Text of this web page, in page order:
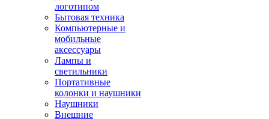
логотипом
Бытовая техника
Компьютерные и
мобильные
аксессуары
Лампы и
светильники
Портативные
колонки и наушники
Наушники
Внешние